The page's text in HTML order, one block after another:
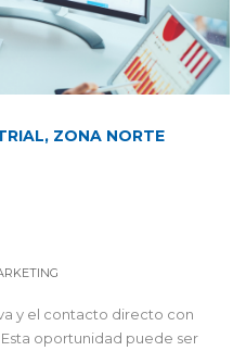
ZONA NORTE
y el contacto directo con
oportunidad puede ser